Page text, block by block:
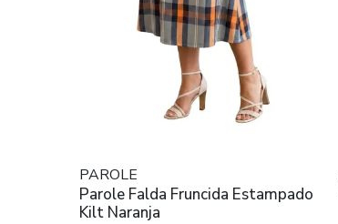
PAROLE
Parole Falda Fruncida Estampado
Kilt Naranja